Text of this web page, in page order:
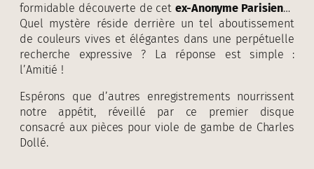
formidable découverte de cetex-Anonyme Parisien…
Quel mystère réside derrière un tel aboutissement
de couleurs vives et élégantes dans une perpétuelle
recherche expressive ? La réponse est simple :
l’Amitié !
Espérons que d’autres enregistrements nourrissent
notre appétit, réveillé par ce premier disque
consacré aux pièces pour viole de gambe de Charles
Dollé.